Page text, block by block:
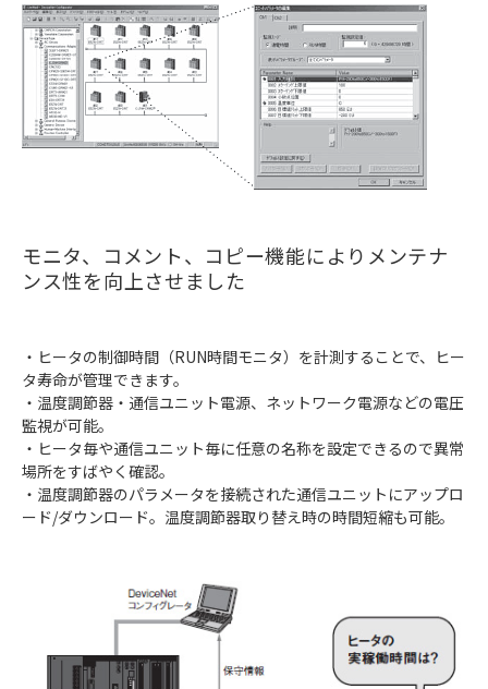
モニタ、コメント、コピー機能によりメンテナ
ンス性を向上させました
・ヒータの制御時間（RUN時間モニタ）を計測することで、ヒー
タ寿命が管理できます。
・温度調節器・通信ユニット電源、ネットワーク電源などの電圧
監視が可能。
・ヒータ毎や通信ユニット毎に任意の名称を設定できるので異常
場所をすばやく確認。
・温度調節器のパラメータを接続された通信ユニットにアップロ
ード/ダウンロード。温度調節器取り替え時の時間短縮も可能。